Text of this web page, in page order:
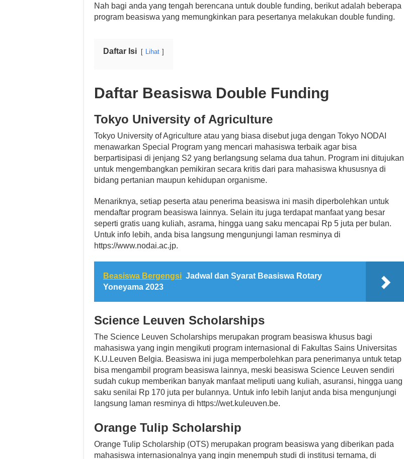
Nah bagi anda yang tengah berencana untuk double funding, berikut adalah beberapa
program beasiswa yang memungkinkan para pesertanya melakukan double funding.
Daftar Isi Lihat
Daftar Beasiswa Double Funding
Tokyo University of Agriculture
Tokyo University of Agriculture atau yang biasa disebut juga dengan Tokyo NODAI
menawarkan Special Program yang mencari mahasiswa terbaik agar bisa
berpartisipasi di jenjang S2 yang berlangsung selama dua tahun. Program ini ditujukan
untuk mengembangkan pemikiran secara kritis dari para mahasiswa khususnya di
bidang pertanian maupun kehidupan organisme.
Menariknya, setiap peserta atau penerima beasiswa ini masih diperbolehkan untuk
mendaftar program beasiswa lainnya. Selain itu juga terdapat manfaat yang besar
seperti gratis uang kuliah, asrama, hingga uang saku mencapai Rp 5 juta per bulan.
Untuk info lebih, anda bisa langsung mengunjungi laman resminya di
https://www.nodai.ac.jp.
Beasiswa Bergengsi Jadwal dan Syarat Beasiswa Rotary
Yoneyama 2023
Science Leuven Scholarships
The Science Leuven Scholarships merupakan program beasiswa khusus bagi
mahasiswa yang ingin mengikuti program internasional di Fakultas Sains Universitas
K.U.Leuven Belgia. Beasiswa ini juga memperbolehkan para penerimanya untuk tetap
bisa mengambil program beasiswa lainnya, meski beasiswa Science Leuven sendiri
sudah cukup memberikan banyak manfaat meliputi uang kuliah, asuransi, hingga uang
saku senilai Rp 170 juta per bulannya. Untuk info lebih lanjut anda bisa mengunjungi
langsung laman resminya di https://wet.kuleuven.be.
Orange Tulip Scholarship
Orange Tulip Scholarship (OTS) merupakan program beasiswa yang diberikan pada
mahasiswa internasionalnya yang ingin menempuh studi di institusi ternama, di